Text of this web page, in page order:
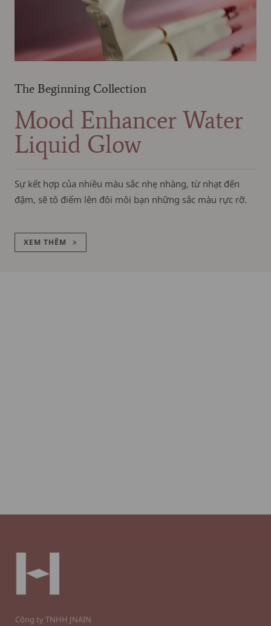
The Beginning Collection
Mood Enhancer Water
Liquid Glow
Sự kết hợp của nhiều màu sắc nhẹ nhàng, từ nhạt đến
đậm, sẽ tô điểm lên đôi môi bạn những sắc màu rực rỡ.
XEM THÊM
Công ty TNHH JNAIN